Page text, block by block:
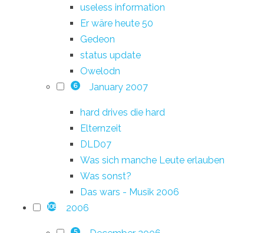
useless information
Er wäre heute 50
Gedeon
status update
Owelodn
6 January 2007
hard drives die hard
Elternzeit
DLD07
Was sich manche Leute erlauben
Was sonst?
Das wars - Musik 2006
108 2006